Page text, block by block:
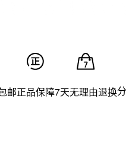
邮正品保障7天无理由退换